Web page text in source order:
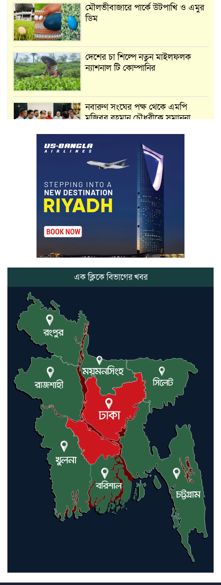
মৌলভীবাজারে পার্কে উটপাখি ও এমুর
ডিম
দেশের চা শিল্পে নতুন মাইলফলক
ন্যাশনাল টি কোম্পানির
নবারুণ সংঘের পক্ষ থেকে এমপি
মুজিবুর রহমান চৌধুরীকে সম্মাননা
মার্শাল আর্ট ক্লাব কাপে ‘জুসা মার্শাল
আর্ট’ এর সাফল্য, শ্রীমঙ্গলের আয়াত ও
আইরাহ ঝুলিতে ৪ পদক
লাউয়াছড়া জাতীয় উদ্যানের সিএমসি
হিসাবরক্ষক আবজালুল হকের
মৃত্যুতে,এলাকায় শোকের ছায়া
ভোলাগঞ্জ স্থলবন্দরে এলসি আটকে
হয়রানির অভিযোগ, বিএনপির সাবেক
সভাপতির
গলিত মরদেহ উদ্ধার
লন্ডনে আদমপুর ইউনাইটেড কলেজ
বাস্তবায়ন নিয়ে আলোচনা সভা
আন্তর্জাতিক মানবাধিকার সম্মেলনে
বিশেষ সম্মাননা পেলেন ফারুক খাঁন,
শ্রীমঙ্গলে সংবর্ধনা
এক ক্লিকে বিভাগের খবর